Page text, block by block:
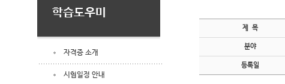
학습도우미
자격증 소개
시험일정 안내
제 목
분야
등록일